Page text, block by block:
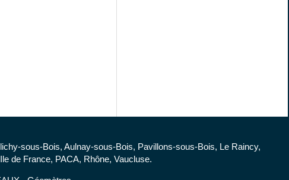
sous-Bois, Aulnay-sous-Bois, Pavillons-sous-Bois, Le Raincy,
de France, PACA, Rhône, Vaucluse.